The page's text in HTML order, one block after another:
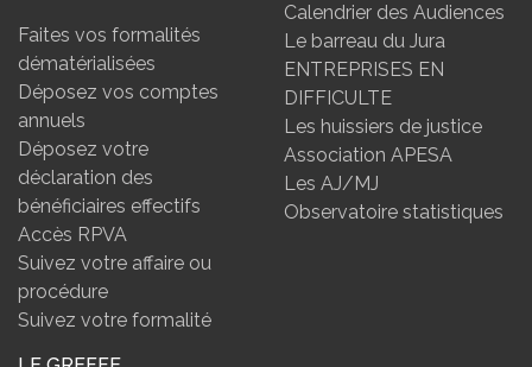
Faites vos formalités
dématérialisées
Déposez vos comptes
annuels
Déposez votre
déclaration des
bénéficiaires effectifs
Accès RPVA
Suivez votre affaire ou
procédure
Suivez votre formalité
Calendrier des Audiences
Le barreau du Jura
ENTREPRISES EN
DIFFICULTE
Les huissiers de justice
Association APESA
Les AJ/MJ
Observatoire statistiques